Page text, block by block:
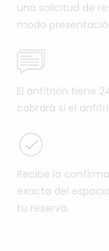
una solicitud de
modo
El anfitrión tiene
cobrará si el
Recibe la
exacta del
tu reserva.